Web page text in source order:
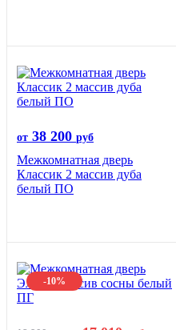
от 38 200 руб
Межкомнатная дверь
Классик 2 массив дуба
белый ПО
-10%